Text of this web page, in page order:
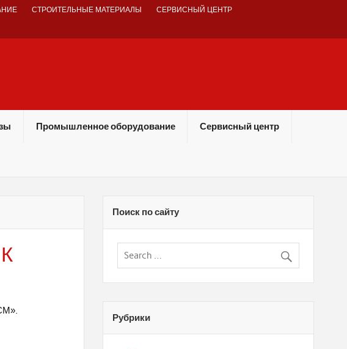
СТРОИТЕЛЬНЫЕ МАТЕРИАЛЫ СЕРВИСНЫЙ ЦЕНТР
Промышленное оборудование Сервисный центр
Поиск по сайту
Рубрики